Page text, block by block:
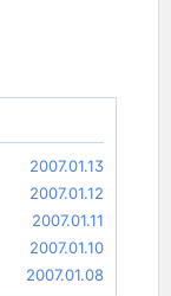
2007.01.13
2007.01.12
2007.01.11
2007.01.10
2007.01.08